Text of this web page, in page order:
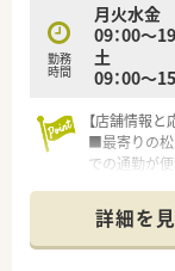
勤務
時間
月火水金
09：00～
土
09：00～
【店舗情報と
■最寄りの松
での通勤が便
識を深める
■地域に密
とじっくり
詳細を